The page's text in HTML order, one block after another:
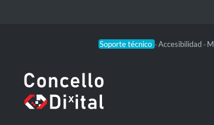
Soporte técnico -Accesibilidad -